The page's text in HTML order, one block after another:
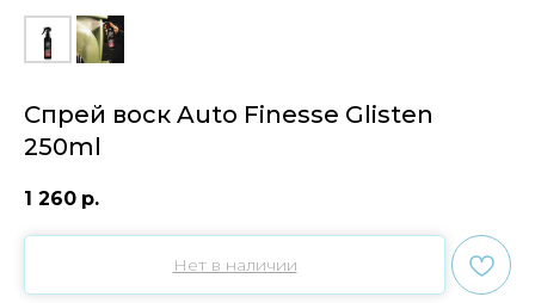
Спрей воск Auto Finesse Glisten
250ml
1 260 р.
Нет в наличии